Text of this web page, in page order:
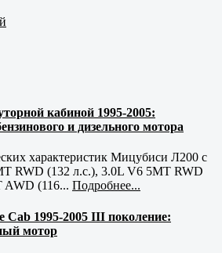
кабиной 1995-2005:
и дизельного мотора
характеристик Мицубиси Л200 с
RWD (132 л.с.), 3.0L V6 5MT RWD
AWD (116... Подробнее...
Cab 1995-2005 III поколение:
мотор